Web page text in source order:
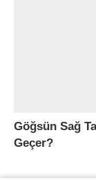
Göğsün Sağ
Geçer?